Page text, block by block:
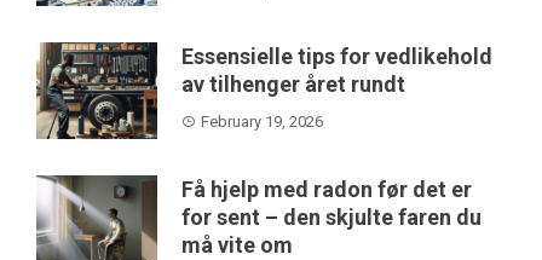
Essensielle tips for vedlikehold
av tilhenger året rundt
February 19, 2026
Få hjelp med radon før det er
for sent – den skjulte faren du
må vite om